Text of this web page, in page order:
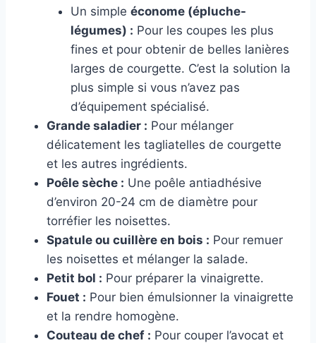
Un simple économe (épluche-
légumes) : Pour les coupes les plus
fines et pour obtenir de belles lanières
larges de courgette. C’est la solution la
plus simple si vous n’avez pas
d’équipement spécialisé.
Grande saladier : Pour mélanger
délicatement les tagliatelles de courgette
et les autres ingrédients.
Poêle sèche : Une poêle antiadhésive
d’environ 20-24 cm de diamètre pour
torréfier les noisettes.
Spatule ou cuillère en bois : Pour remuer
les noisettes et mélanger la salade.
Petit bol : Pour préparer la vinaigrette.
Fouet : Pour bien émulsionner la vinaigrette
et la rendre homogène.
Couteau de chef : Pour couper l’avocat et